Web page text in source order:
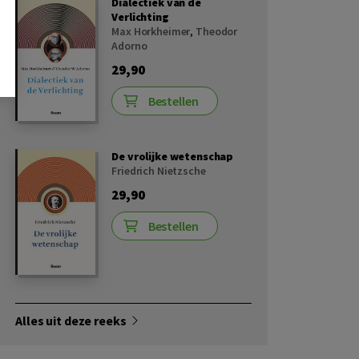
Verlichting
Max Horkheimer, Theodor
Adorno
29,90
Bestellen
De vrolijke wetenschap
Friedrich Nietzsche
29,90
Bestellen
Alles uit deze reeks